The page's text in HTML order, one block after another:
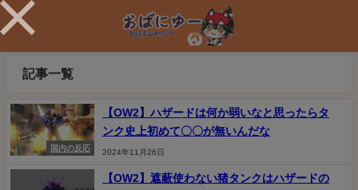
記事一覧
国内の反応
【OW2】ハザードは何か弱いなと思ったらタ
ンク史上初めて〇〇が無いんだな
2024年11月26日
【OW2】遮蔽使わない猪タンクはハザードの